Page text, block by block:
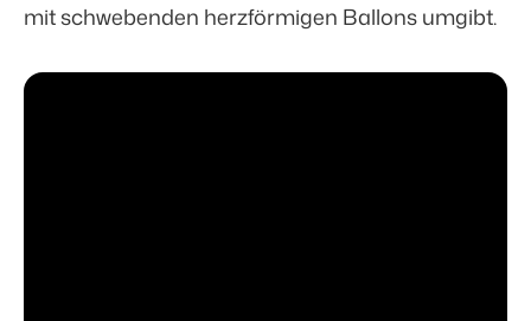
mit schwebenden herzförmigen Ballons umgibt.